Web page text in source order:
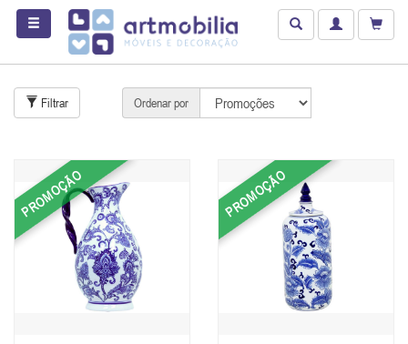
Filtrar Ordenar por
PROMOÇÃO PROMOÇÃO